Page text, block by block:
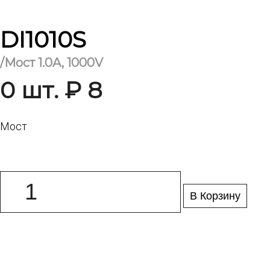
DI1010S
/Мост 1.0A, 1000V
0 шт. ₽ 8
Мост
В Корзину